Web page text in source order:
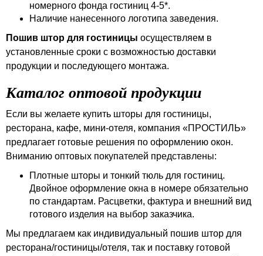
номерного фонда гостиниц 4-5*.
Наличие нанесенного логотипа заведения.
Пошив штор для гостиницы осуществляем в
установленные сроки с возможностью доставки
продукции и последующего монтажа.
Каталог оптовой продукции
Если вы желаете купить шторы для гостиницы,
ресторана, кафе, мини-отеля, компания «ПРОСТИЛЬ»
предлагает готовые решения по оформлению окон.
Вниманию оптовых покупателей представлены:
Плотные шторы и тонкий тюль для гостиниц.
Двойное оформление окна в номере обязательно
по стандартам. Расцветки, фактура и внешний вид
готового изделия на выбор заказчика.
Мы предлагаем как индивидуальный пошив штор для
ресторана/гостиницы/отеля, так и поставку готовой